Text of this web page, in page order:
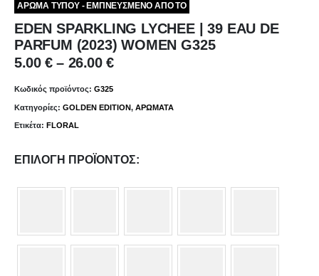
ΑΡΩΜΑ ΤΥΠΟΥ - ΕΜΠΝΕΥΣΜΕΝΟ ΑΠΟ ΤΟ
EDEN SPARKLING LYCHEE | 39 EAU DE
PARFUM (2023) WOMEN G325
5.00€ – 26.00€Price
5.00 €
through
26.00 €
Κωδικός προϊόντος: G325
Κατηγορίες: GOLDEN EDITION, ΑΡΩΜΑΤΑ
Ετικέτα: FLORAL
ΕΠΙΛΟΓΉ ΠΡΟΪΌΝΤΟΣ